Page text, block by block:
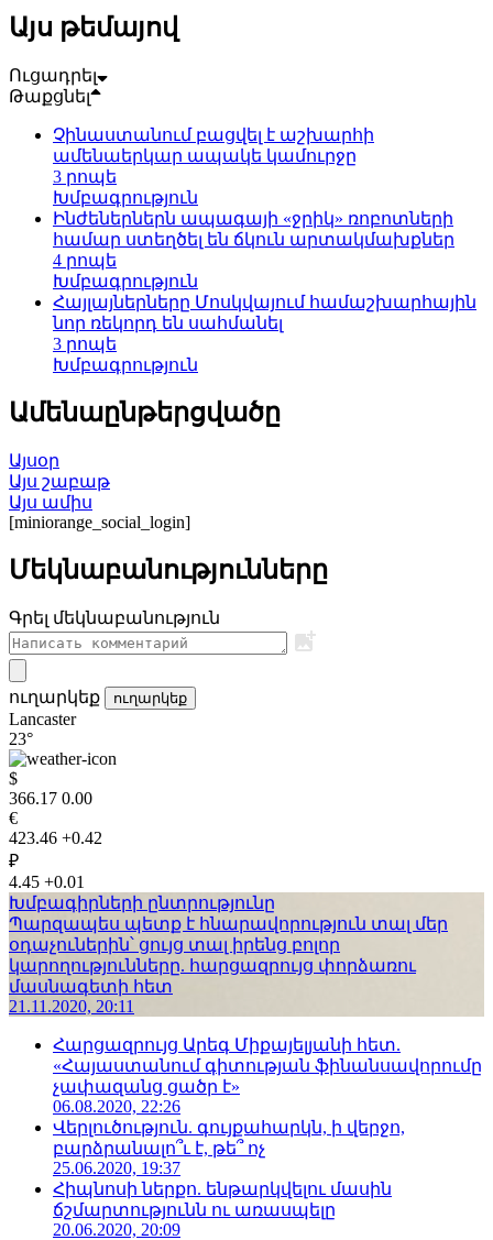
Այս թեմայով
Ուցադրել
Թաքցնել
Չինաստանում բացվել է աշխարհի
ամենաերկար ապակե կամուրջը
3 րոպե
Խմբագրություն
Ինժեներներն ապագայի «ջրիկ» ռոբոտների
համար ստեղծել են ճկուն արտակմախքներ
4 րոպե
Խմբագրություն
Հայլայներները Մոսկվայում համաշխարհային
նոր ռեկորդ են սահմանել
3 րոպե
Խմբագրություն
Ամենաընթերցվածը
Այսօր
Այս շաբաթ
Այս ամիս
[miniorange_social_login]
Մեկնաբանությունները
Գրել մեկնաբանություն
ուղարկեք ուղարկեք
Lancaster
23°
$
366.17 0.00
€
423.46 +0.42
₽
4.45 +0.01
Խմբագիրների ընտրությունը
Պարզապես պետք է հնարավորություն տալ մեր
օդաչուներին՝ ցույց տալ իրենց բոլոր
կարողությունները. հարցազրույց փորձառու
մասնագետի հետ
21.11.2020, 20:11
Հարցազրույց Արեգ Միքայելյանի հետ.
«Հայաստանում գիտության ֆինանսավորումը
չափազանց ցածր է»
06.08.2020, 22:26
Վերլուծություն. գույքահարկն, ի վերջո,
բարձրանալո՞ւ է, թե՞ ոչ
25.06.2020, 19:37
Հիպնոսի ներքո. ենթարկվելու մասին
ճշմարտությունն ու առասպելը
20.06.2020, 20:09